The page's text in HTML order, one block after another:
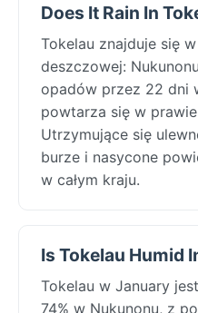
Does It Rain In
Tokelau znajduje się
deszczowej:
opadów przez 22 dni
powtarza się w
Utrzymujące się
burze i nasycone
w całym kraju.
Is Tokelau Humid
Tokelau w January
74% w Nukunonu, z